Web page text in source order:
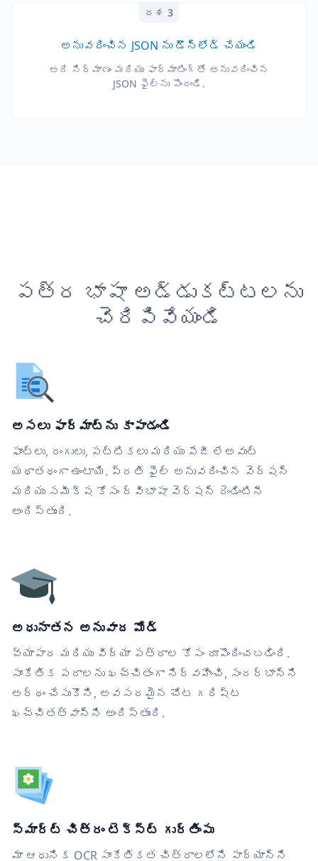
దశ 3
అనువదించిన JSON ను డౌన్‌లోడ్ చేయండి
అదే నిర్మాణం మరియు ఫార్మాటింగ్‌తో అనువదించిన
JSON ఫైల్‌ను పొందండి.
పత్ర భాషా అడ్డుకట్టలను
చెరిపివేయండి
అసలు ఫార్మాట్‌ను కాపాడండి
ఫాంట్లు, రంగులు, పట్టికలు మరియు పేజీ లేఅవుట్
యథాతథంగా ఉంటాయి. ప్రతి ఫైల్ అనువదించిన వెర్షన్
మరియు సమీక్ష కోసం ద్విభాషా వెర్షన్ రెండింటినీ
అందిస్తుంది.
అధునాతన అనువాద మోడ్
వ్యాపార మరియు విద్యా పత్రాల కోసం రూపొందించబడింది.
సాంకేతిక పదాలను ఖచ్చితంగా నిర్వహించి, సందర్భాన్ని
అర్థం చేసుకొని, అవసరమైన చోట గరిష్ట
ఖచ్చితత్వాన్ని అందిస్తుంది.
స్మార్ట్ చిత్రం టెక్స్ట్ గుర్తింపు
మా ఆధునిక OCR సాంకేతికత చిత్రాలలోని పాఠ్యాన్ని